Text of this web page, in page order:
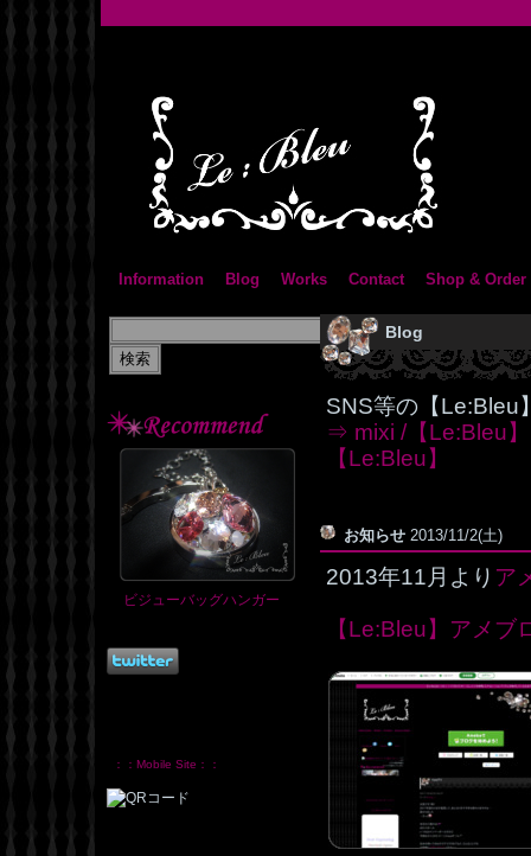
Information Blog Works Contact Shop & Order
ビジューバッグハンガー
：：Mobile Site：：
Blog
SNS等の【Le:Bleu
⇒ mixi /【Le:Bleu】
【Le:Bleu】
お知らせ 2013/11/2(土)
2013年11月より ア
【Le:Bleu】アメブ